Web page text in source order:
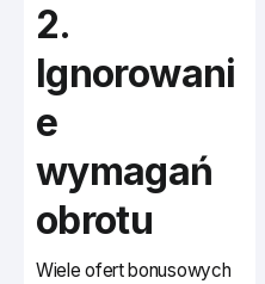
2.
Ignorowani
e
wymagań
obrotu
Wiele ofert bonusowych